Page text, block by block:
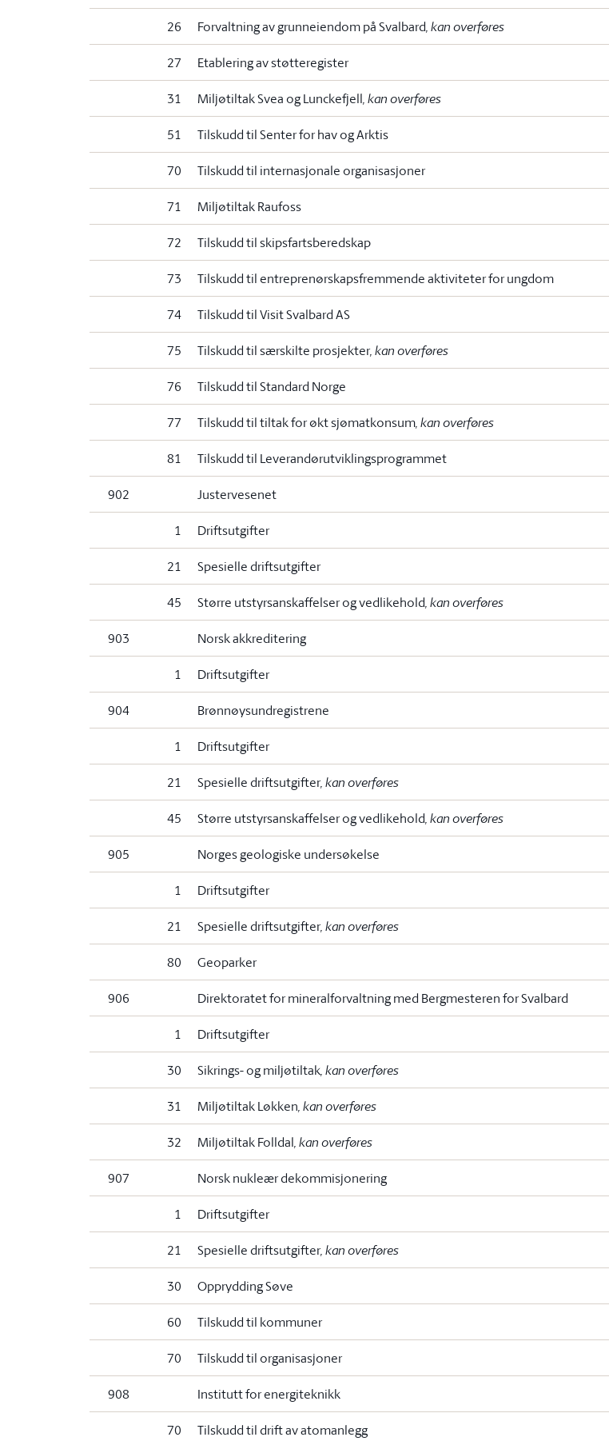
26 Forvaltning av grunneiendom på Svalbard, kan overføres
27 Etablering av støtteregister
31 Miljøtiltak Svea og Lunckefjell, kan overføres
51 Tilskudd til Senter for hav og Arktis
70 Tilskudd til internasjonale organisasjoner
71 Miljøtiltak Raufoss
72 Tilskudd til skipsfartsberedskap
73 Tilskudd til entreprenørskapsfremmende aktiviteter for ungdom
74 Tilskudd til Visit Svalbard AS
75 Tilskudd til særskilte prosjekter, kan overføres
76 Tilskudd til Standard Norge
77 Tilskudd til tiltak for økt sjømatkonsum, kan overføres
81 Tilskudd til Leverandørutviklingsprogrammet
902 Justervesenet
1 Driftsutgifter
21 Spesielle driftsutgifter
45 Større utstyrsanskaffelser og vedlikehold, kan overføres
903 Norsk akkreditering
1 Driftsutgifter
904 Brønnøysundregistrene
1 Driftsutgifter
21 Spesielle driftsutgifter, kan overføres
45 Større utstyrsanskaffelser og vedlikehold, kan overføres
905 Norges geologiske undersøkelse
1 Driftsutgifter
21 Spesielle driftsutgifter, kan overføres
80 Geoparker
906 Direktoratet for mineralforvaltning med Bergmesteren for Svalbard
1 Driftsutgifter
30 Sikrings- og miljøtiltak, kan overføres
31 Miljøtiltak Løkken, kan overføres
32 Miljøtiltak Folldal, kan overføres
907 Norsk nukleær dekommisjonering
1 Driftsutgifter
21 Spesielle driftsutgifter, kan overføres
30 Opprydding Søve
60 Tilskudd til kommuner
70 Tilskudd til organisasjoner
908 Institutt for energiteknikk
70 Tilskudd til drift av atomanlegg